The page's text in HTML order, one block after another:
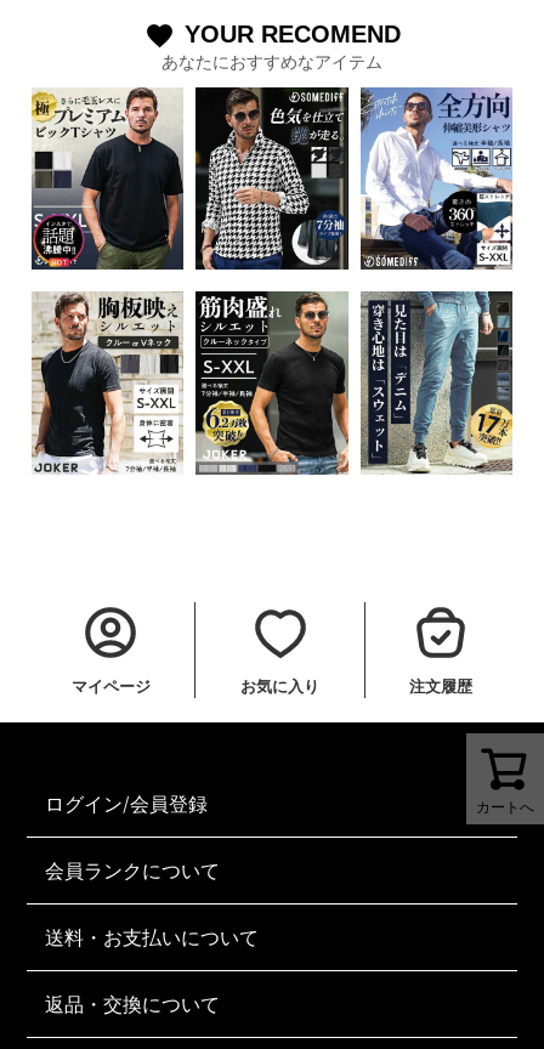
カートへ
favorite YOUR RECOMEND
あなたにおすすめなアイテム
マイページ お気に入り 注文履歴
ログイン/会員登録
会員ランクについて
送料・お支払いについて
返品・交換について